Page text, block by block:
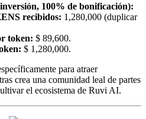
100% de bonificación):
recibidos: 1,280,000 (duplicar
token: $ 89,600.
$ 1,280,000.
para atraer
crea una comunidad leal de partes
el ecosistema de Ruvi AI.